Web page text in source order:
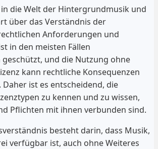
die Welt der Hintergrundmusik und
über das Verständnis der
Anforderungen und
in den meisten Fällen
und die Nutzung ohne
kann rechtliche Konsequenzen
Daher ist es entscheidend, die
zu kennen und zu wissen,
Pflichten mit ihnen verbunden sind.
besteht darin, dass Musik,
verfügbar ist, auch ohne Weiteres